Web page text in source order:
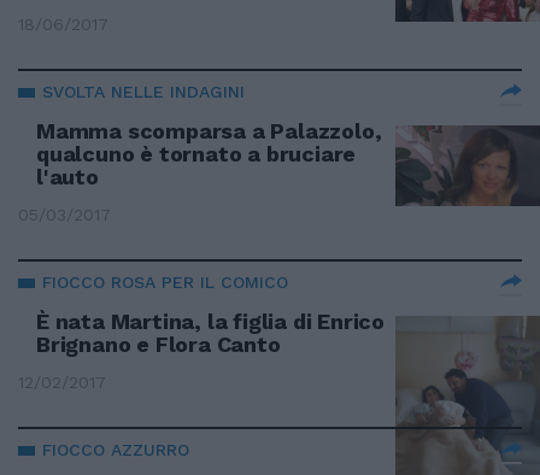
18/06/2017
SVOLTA NELLE INDAGINI
Mamma scomparsa a Palazzolo,
qualcuno è tornato a bruciare
l'auto
05/03/2017
FIOCCO ROSA PER IL COMICO
È nata Martina, la figlia di Enrico
Brignano e Flora Canto
12/02/2017
FIOCCO AZZURRO